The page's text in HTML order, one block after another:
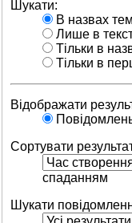
Шукати:
В назвах
Лише в
Тільки в
Тільки в
Відображати
Сортувати
спаданням
Шукати